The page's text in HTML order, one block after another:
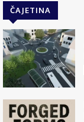
ČAJETINA